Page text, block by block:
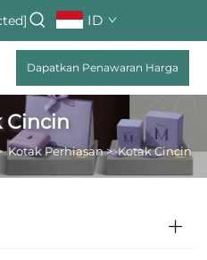
ID
Dapatkan Penawaran Harga
Cincin
Kotak Perhiasan>Kotak Cincin